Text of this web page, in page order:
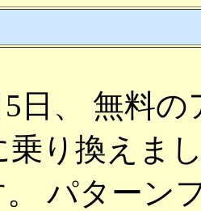
5日、 無料
乗り換えま
パターン